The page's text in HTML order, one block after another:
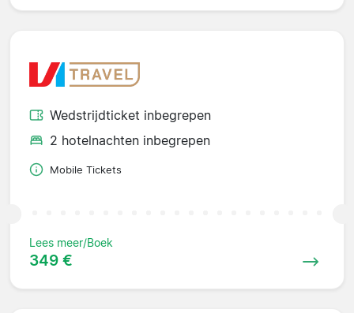
Wedstrijdticket inbegrepen
2 hotelnachten inbegrepen
Mobile Tickets
Lees meer/Boek
349 €